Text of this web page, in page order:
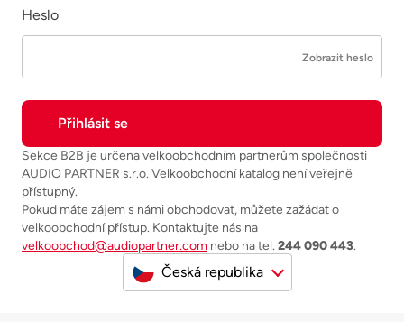
Heslo
Zobrazit heslo
Sekce B2B je určena velkoobchodním partnerům společnosti
AUDIO PARTNER s.r.o. Velkoobchodní katalog není veřejně
přístupný.
Pokud máte zájem s námi obchodovat, můžete zažádat o
velkoobchodní přístup. Kontaktujte nás na
velkoobchod@audiopartner.com nebo na tel. 244 090 443.
Česká republika